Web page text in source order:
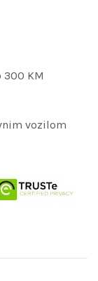
300 KM
vozilom